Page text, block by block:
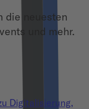
die neuesten
und mehr.
Digitalisierung,